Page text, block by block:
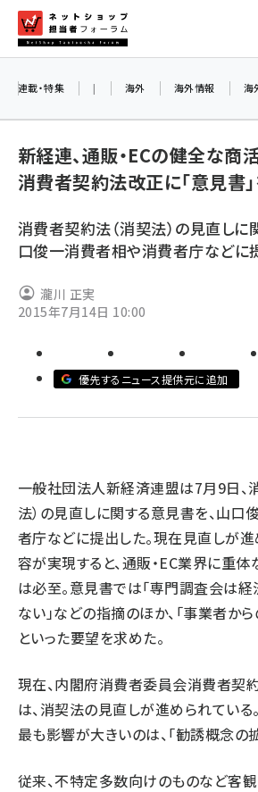
ン
ネットショップ担当
yahoo (1900)
ecbeing (1207)
base (1071)
連載・特集 | 海外 海外情報 海
新経連、通販・ECの健全な商
消費者契約法改正に「意見書
消費者契約法（消契法）の見直しに
口俊一消費者相や消費者庁などに
瀧川 正実
2015年7月14日 10:00
優先するニュース提供元に追加
一般社団法人新経済連盟は7月9日、
法）の見直しに関する意見書を、山
者庁などに提出した。現在見直しが
容が実現すると、通販・EC業界に重
は必至。意見書では「専門調査会は
ない」などの指摘のほか、「事業者から
といった要望を求めた。
現在、内閣府消費者委員会消費者契
は、消契法の見直しが進められている
最も影響が大きいのは、「勧誘概念の
従来、不特定多数向けのものなど客